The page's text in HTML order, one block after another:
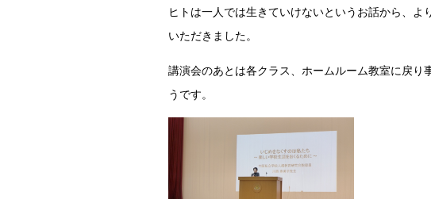
ヒトは一人では生きていけないというお話から、
いただきました。
講演会のあとは各クラス、ホームルーム教室に戻
うです。